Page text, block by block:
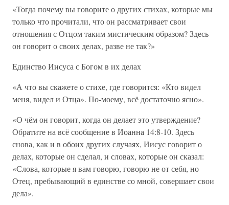
«Тогда почему вы говорите о других стихах, которые мы
только что прочитали, что он рассматривает свои
отношения с Отцом таким мистическим образом? Здесь
он говорит о своих делах, разве не так?»
Единство Иисуса с Богом в их делах
«А что вы скажете о стихе, где говорится: «Кто видел
меня, видел и Отца». По-моему, всё достаточно ясно».
«О чём он говорит, когда он делает это утверждение?
Обратите на всё сообщение в Иоанна 14:8-10. Здесь
снова, как и в обоих других случаях, Иисус говорит о
делах, которые он сделал, и словах, которые он сказал:
«Слова, которые я вам говорю, говорю не от себя, но
Отец, пребывающий в единстве со мной, совершает свои
дела».